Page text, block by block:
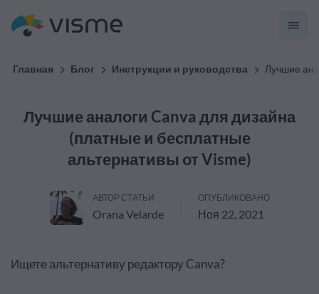
Главная Блог Инструкции и руководства Лучшие
Лучшие аналоги Canva для дизайна
(платные и бесплатные
альтернативы от Visme)
АВТОР СТАТЬИ
Orana Velarde
ОПУБЛИКОВАНО
Ноя 22, 2021
Ищете альтернативу редактору Canva?